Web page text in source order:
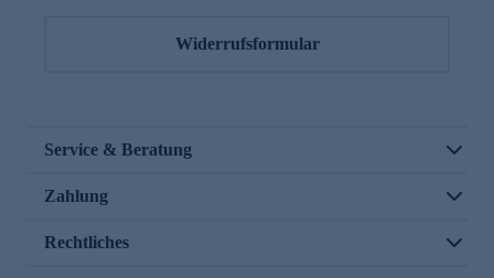
Widerrufsformular
Service & Beratung
Zahlung
Rechtliches